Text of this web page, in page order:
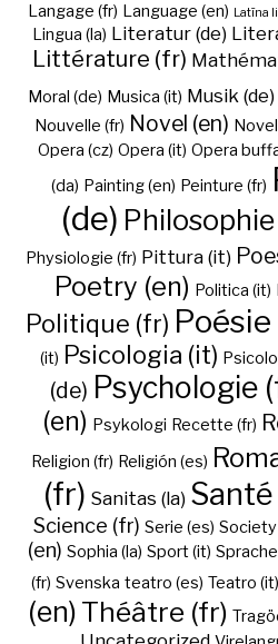
Langage (fr) Language (en) Latīna
Lingua (la) Literatur (de)
Littérature (fr)
Moral (de) Musica (it) Musik (de)
Nouvelle (fr) Novel (en)
Opera (cz) Opera (it) Opera
(da) Painting (en) Peinture (fr)
(de)
Physiologie (fr) Pittura (it)
Poetry (en) Politica (it)
Politique (fr)
(it) Psicologia (it)
(de) Psychologie
(en) Psykologi Recette (fr)
Religion (fr) Religión (es)
(fr) Sanitas (la)
Science (fr) Serie (es) Society
(en) Sophia (la) Sport (it)
(fr) Svenska teatro (es) Teatro (it)
(en) Théâtre (fr)